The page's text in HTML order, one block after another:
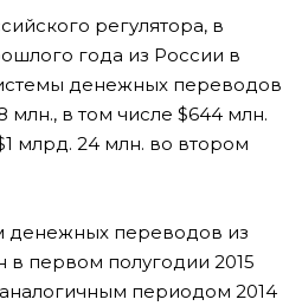
регулятора, в
года из России в
денежных переводов
млн., в том числе $644 млн.
млрд. 24 млн. во втором
денежных переводов из
в первом полугодии 2015
периодом 2014